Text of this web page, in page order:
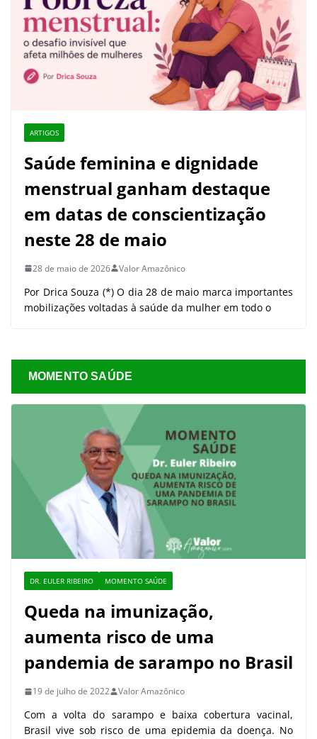
ARTIGOS
Saúde feminina e dignidade
menstrual ganham destaque
em datas de conscientização
neste 28 de maio
28 de maio de 2026 Valor Amazônico
Por Drica Souza (*) O dia 28 de maio marca importantes
mobilizações voltadas à saúde da mulher em todo o
MOMENTO SAÚDE
DR. EULER RIBEIRO MOMENTO SAÚDE
Queda na imunização,
aumenta risco de uma
pandemia de sarampo no Brasil
19 de julho de 2022 Valor Amazônico
Com a volta do sarampo e baixa cobertura vacinal,
Brasil vive sob risco de uma epidemia da doença. No